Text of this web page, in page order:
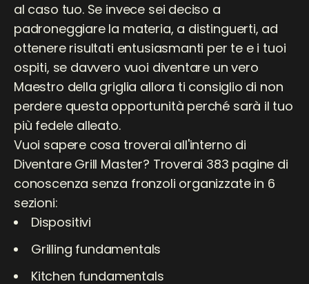
al caso tuo. Se invece sei deciso a
padroneggiare la materia, a distinguerti, ad
ottenere risultati entusiasmanti per te e i tuoi
ospiti, se davvero vuoi diventare un vero
Maestro della griglia allora ti consiglio di non
perdere questa opportunità perché sarà il tuo
più fedele alleato.
Vuoi sapere cosa troverai all'interno di
Diventare Grill Master? Troverai 383 pagine di
conoscenza senza fronzoli organizzate in 6
sezioni:
Dispositivi
Grilling fundamentals
Kitchen fundamentals